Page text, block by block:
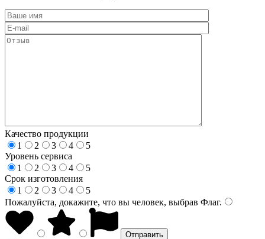
Качество продукции
1
2 3 4
5
Уровень сервиса
1
2 3 4
5
Срок изготовления
1
2 3 4
5
Пожалуйста, докажите, что вы человек, выбрав Флаг.